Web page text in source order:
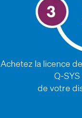
Achetez la licence
Q-
de votre